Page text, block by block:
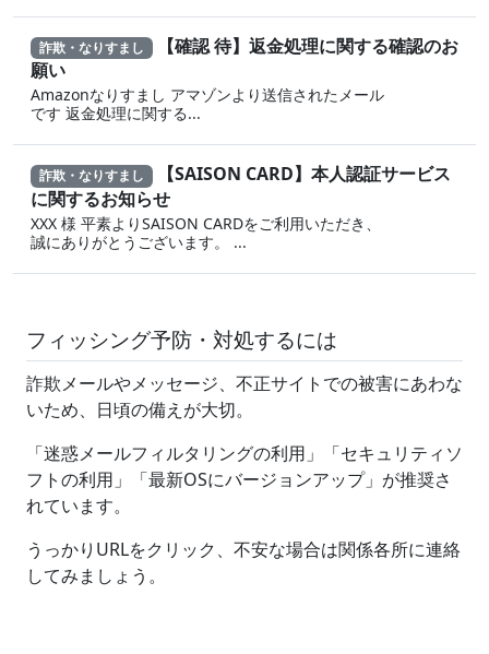
詐欺・なりすまし 【確認 待】返金処理に‍関する確認のお
願い
Amazonなりすまし ア‍マゾ‍ンより送信されたメール
です 返金‌処 理に 関する...
詐欺・なりすまし 【SAISON CARD】本人認証サービス
に関するお知らせ
XXX 様 平素よりSAISON CARDをご利用いただき、
誠にありがとうございます。 ...
フィッシング予防・対処するには
詐欺メールやメッセージ、不正サイトでの被害にあわな
いため、日頃の備えが大切。
「迷惑メールフィルタリングの利用」「セキュリティソ
フトの利用」「最新OSにバージョンアップ」が推奨さ
れています。
うっかりURLをクリック、不安な場合は関係各所に連絡
してみましょう。